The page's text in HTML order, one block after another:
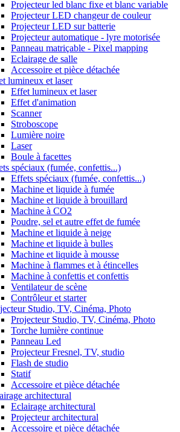
Projecteur led blanc fixe et blanc variable
Projecteur LED changeur de couleur
Projecteur LED sur batterie
Projecteur automatique - lyre motorisée
Panneau matriçable - Pixel mapping
Eclairage de salle
Accessoire et pièce détachée
lumineux et laser
Effet lumineux et laser
Effet d'animation
Scanner
Stroboscope
Lumière noire
Laser
Boule à facettes
spéciaux (fumée, confettis...)
Effets spéciaux (fumée, confettis...)
Machine et liquide à fumée
Machine et liquide à brouillard
Machine à CO2
Poudre, sel et autre effet de fumée
Machine et liquide à neige
Machine et liquide à bulles
Machine et liquide à mousse
Machine à flammes et à étincelles
Machine à confettis et confettis
Ventilateur de scène
Contrôleur et starter
Studio, TV, Cinéma, Photo
Projecteur Studio, TV, Cinéma, Photo
Torche lumière continue
Panneau Led
Projecteur Fresnel, TV, studio
Flash de studio
Statif
Accessoire et pièce détachée
architectural
Eclairage architectural
Projecteur architectural
Accessoire et pièce détachée